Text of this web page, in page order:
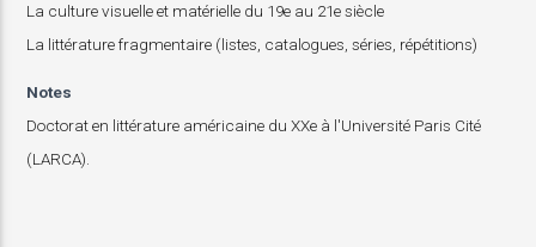
La culture visuelle et matérielle du 19e au 21e siècle
La littérature fragmentaire (listes, catalogues, séries, répétitions)
Notes
Doctorat en littérature américaine du XXe à l'Université Paris Cité
(LARCA).